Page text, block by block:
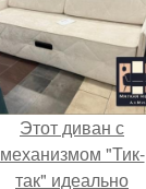
Этот диван с
механизмом "Тик-
так" идеально